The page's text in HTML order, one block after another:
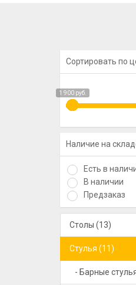
Сортировать по
1 900 руб.
Наличие на
Есть в
В наличии
Предзаказ
Столы (13)
Стулья (11)
- Барные